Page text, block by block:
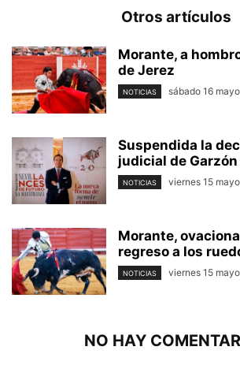
Otros artículos
Morante, a
de Jerez
NOTICIAS sábado 16
Suspendida la
judicial de
NOTICIAS viernes 15
Morante,
regreso a los
NOTICIAS viernes 15
NO HAY